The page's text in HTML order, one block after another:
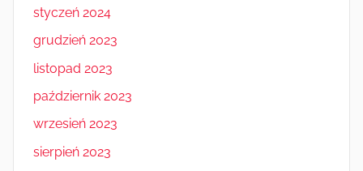
styczeń 2024
grudzień 2023
listopad 2023
październik 2023
wrzesień 2023
sierpień 2023